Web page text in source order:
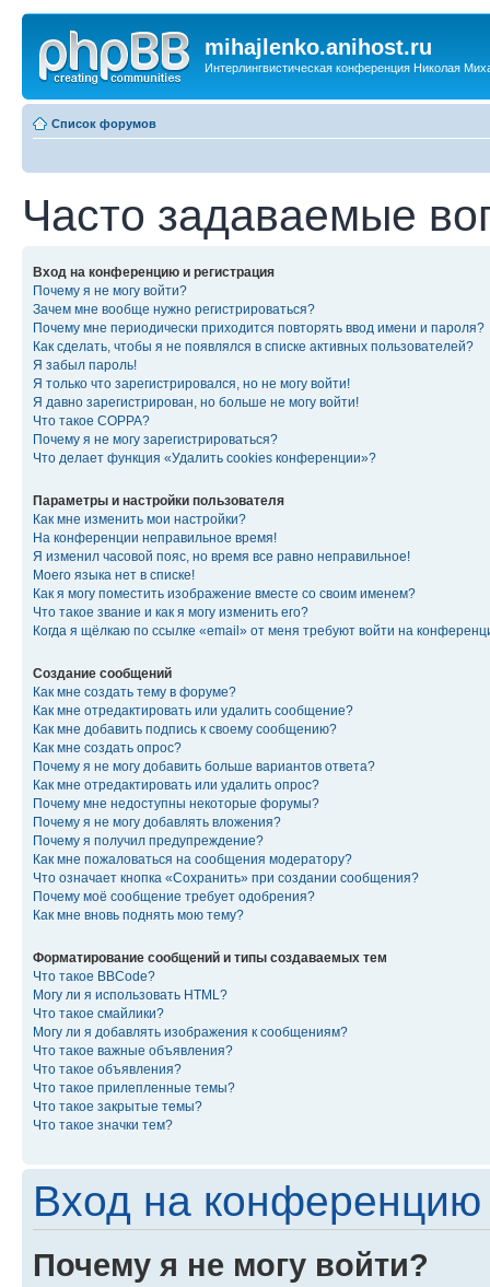
mihajlenko.anihost.ru
Интерлингвистическая конференция Николая
Список форумов
Часто задаваемые
Вход на конференцию и регистрация
Почему я не могу войти?
Зачем мне вообще нужно регистрироваться?
Почему мне периодически приходится повторять ввод имени и пароля?
Как сделать, чтобы я не появлялся в списке активных пользователей?
Я забыл пароль!
Я только что зарегистрировался, но не могу войти!
Я давно зарегистрирован, но больше не могу войти!
Что такое COPPA?
Почему я не могу зарегистрироваться?
Что делает функция «Удалить cookies конференции»?
Параметры и настройки пользователя
Как мне изменить мои настройки?
На конференции неправильное время!
Я изменил часовой пояс, но время все равно неправильное!
Моего языка нет в списке!
Как я могу поместить изображение вместе со своим именем?
Что такое звание и как я могу изменить его?
Когда я щёлкаю по ссылке «email» от меня требуют войти на
Создание сообщений
Как мне создать тему в форуме?
Как мне отредактировать или удалить сообщение?
Как мне добавить подпись к своему сообщению?
Как мне создать опрос?
Почему я не могу добавить больше вариантов ответа?
Как мне отредактировать или удалить опрос?
Почему мне недоступны некоторые форумы?
Почему я не могу добавлять вложения?
Почему я получил предупреждение?
Как мне пожаловаться на сообщения модератору?
Что означает кнопка «Сохранить» при создании сообщения?
Почему моё сообщение требует одобрения?
Как мне вновь поднять мою тему?
Форматирование сообщений и типы создаваемых тем
Что такое BBCode?
Могу ли я использовать HTML?
Что такое смайлики?
Могу ли я добавлять изображения к сообщениям?
Что такое важные объявления?
Что такое объявления?
Что такое прилепленные темы?
Что такое закрытые темы?
Что такое значки тем?
Вход на конференцию
Почему я не могу войти?